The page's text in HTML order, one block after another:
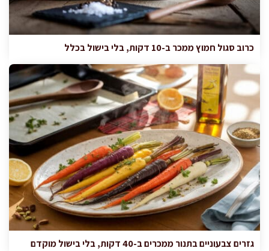
כרוב סגול חמוץ ממכר ב-10 דקות, בלי בישול בכלל
גזרים צבעוניים בתנור ממכרים ב-40 דקות, בלי בישול מוקדם